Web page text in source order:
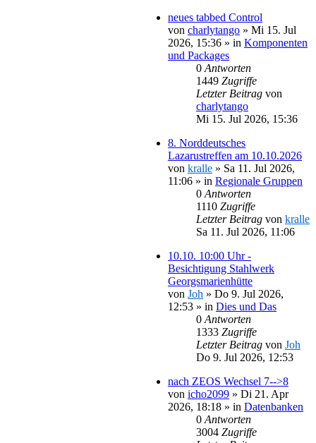
neues tabbed Control
von charlytango » Mi 15. Jul
2026, 15:36 » in Komponenten
und Packages
0 Antworten
1449 Zugriffe
Letzter Beitrag von
charlytango
Mi 15. Jul 2026, 15:36
8. Norddeutsches
Lazarustreffen am 10.10.2026
von kralle » Sa 11. Jul 2026,
11:06 » in Regionale Gruppen
0 Antworten
1110 Zugriffe
Letzter Beitrag von kralle
Sa 11. Jul 2026, 11:06
10.10. 10:00 Uhr -
Besichtigung Stahlwerk
Georgsmarienhütte
von Joh » Do 9. Jul 2026,
12:53 » in Dies und Das
0 Antworten
1333 Zugriffe
Letzter Beitrag von Joh
Do 9. Jul 2026, 12:53
nach ZEOS Wechsel 7-->8
von icho2099 » Di 21. Apr
2026, 18:18 » in Datenbanken
0 Antworten
3004 Zugriffe